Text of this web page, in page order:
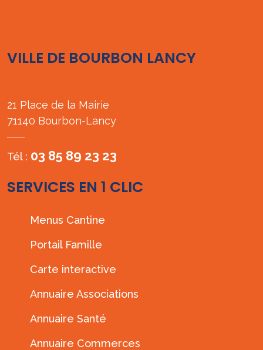
VILLE DE BOURBON LANCY
21 Place de la Mairie
71140 Bourbon-Lancy
Tél : 03 85 89 23 23
SERVICES EN 1 CLIC
Menus Cantine
Portail Famille
Carte interactive
Annuaire Associations
Annuaire Santé
Annuaire Commerces